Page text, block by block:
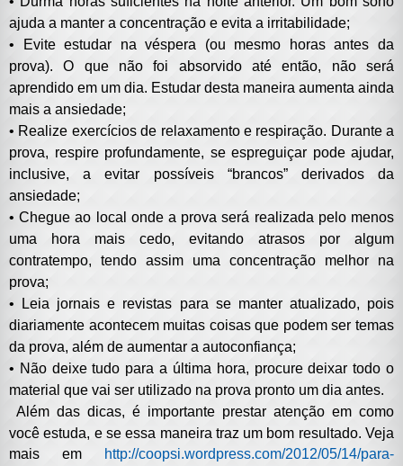
ajuda a manter a concentração e evita a irritabilidade;
•
Evite estudar na véspera (ou mesmo horas antes da
prova). O que não foi absorvido até então, não será
aprendido em um dia. Estudar desta maneira aumenta ainda
mais a ansiedade;
• Realize exercícios de relaxamento e respiração. Durante a
prova, respire profundamente, se espreguiçar pode ajudar,
inclusive, a evitar possíveis “brancos” derivados da
ansiedade;
•Chegue ao local onde a prova será realizada pelo menos
uma hora mais cedo, evitando atrasos por algum
contratempo, tendo assim uma concentração melhor na
prova;
•
Leia jornais e revistas para se manter atualizado, pois
diariamente acontecem muitas coisas que podem ser temas
da prova, além de aumentar a autoconfiança;
• Não deixe tudo para a última hora, procure deixar todo o
material que vai ser utilizado na prova pronto um dia antes.
Além das dicas, é importante prestar atenção em como
você estuda, e se essa maneira traz um bom resultado. Veja
mais em
http://coopsi.wordpress.com/2012/05/14/para-